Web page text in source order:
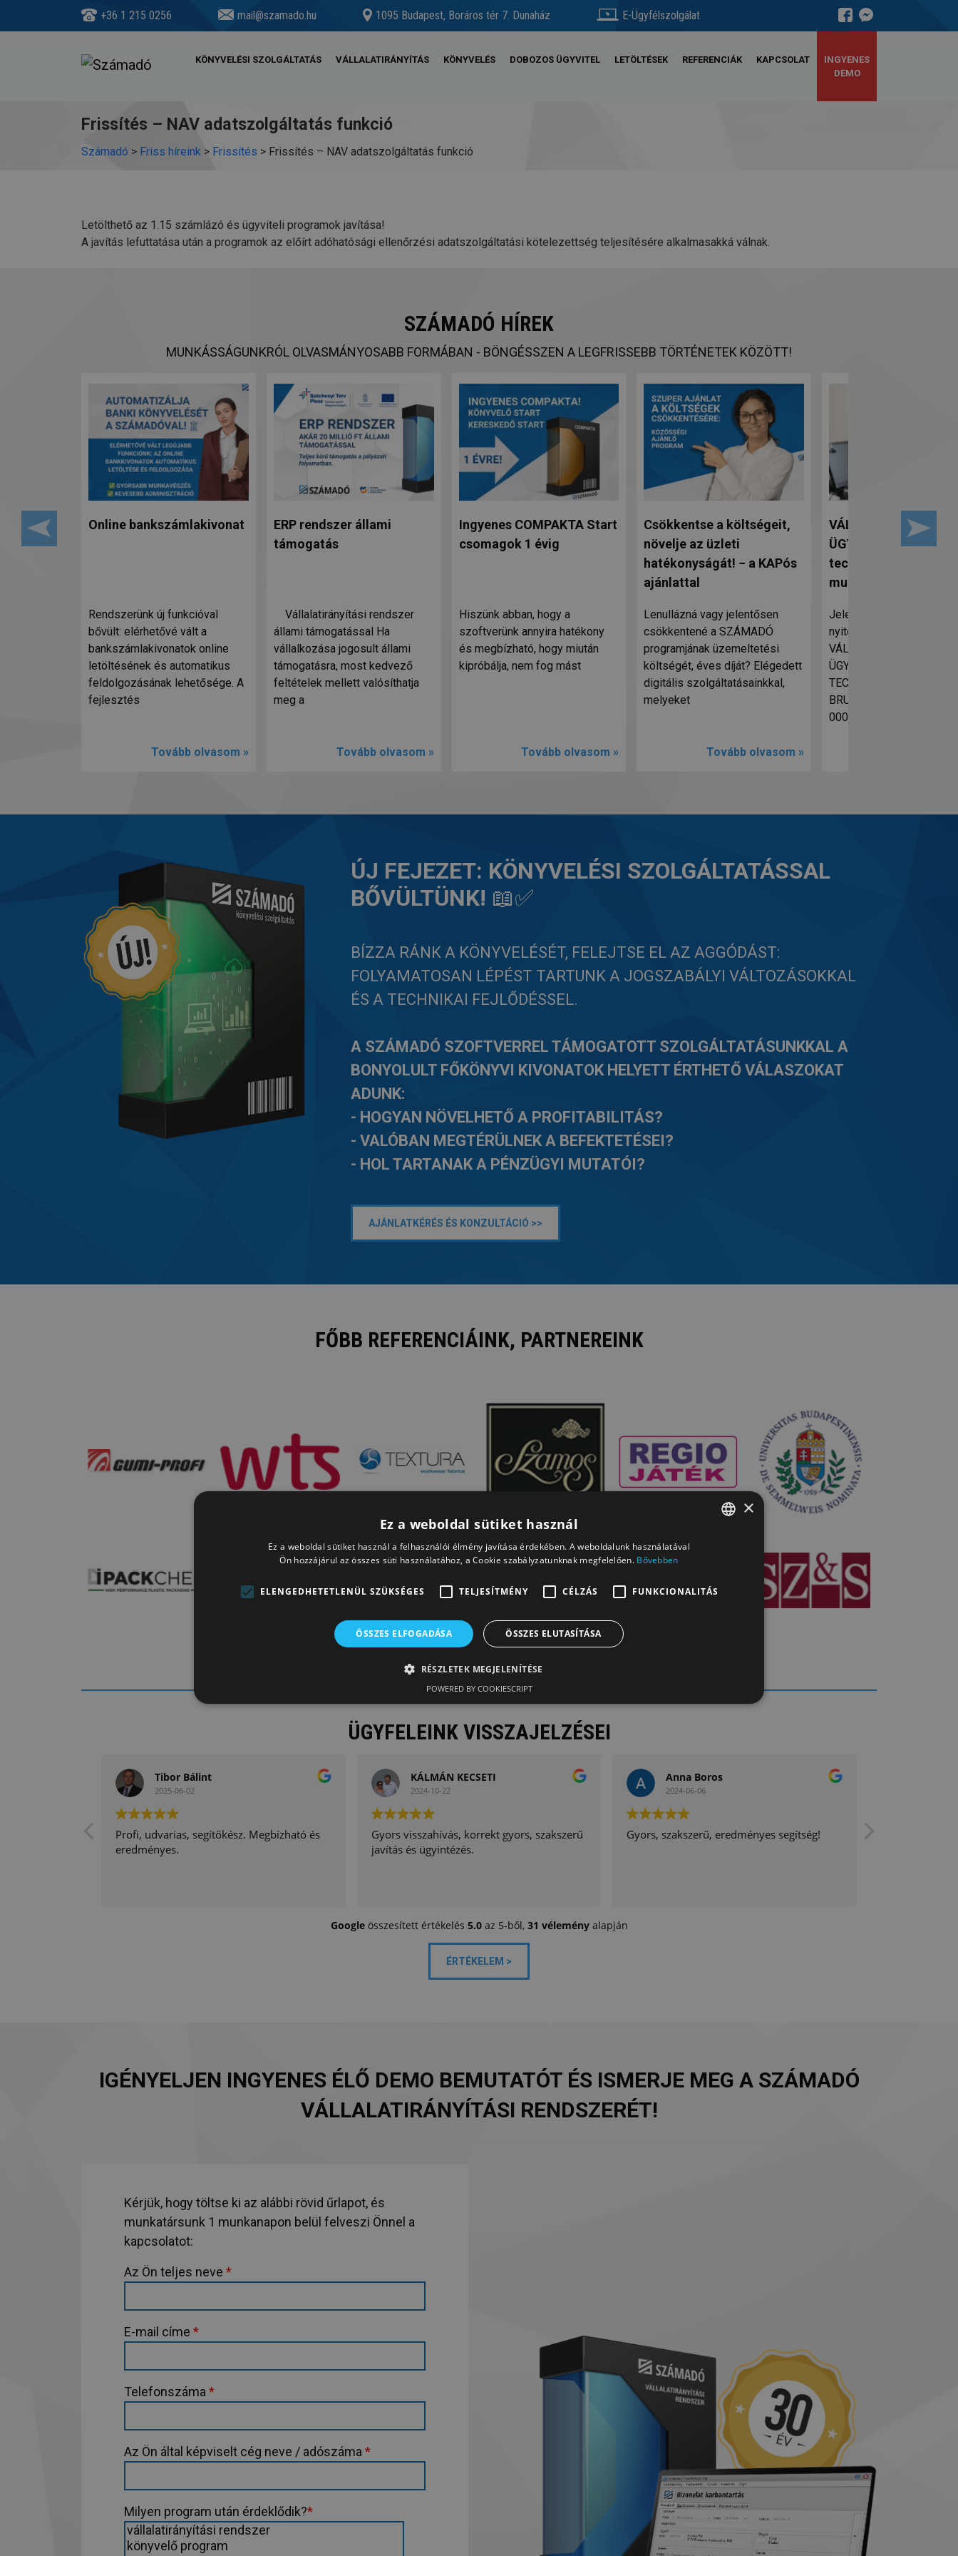
+36 1 215 0256 mail@szamado.hu 1095 Budapest, Boráros tér 7. Dunaház E-Ügyfélszolgálat
KÖNYVELÉSI SZOLGÁLTATÁS VÁLLALATIRÁNYÍTÁS KÖNYVELÉS DOBOZOS ÜGYVITEL LETÖLTÉSEK REFERENCIÁK KAPCSOLAT
INGYENES
DEMO
Frissítés – NAV adatszolgáltatás funkció
Számadó > Friss híreink > Frissítés > Frissítés – NAV adatszolgáltatás funkció
Letölthető az 1.15 számlázó és ügyviteli programok javítása!
A javítás lefuttatása után a programok az előírt adóhatósági ellenőrzési adatszolgáltatási kötelezettség teljesítésére alkalmasakká válnak.
SZÁMADÓ HÍREK
MUNKÁSSÁGUNKRÓL OLVASMÁNYOSABB FORMÁBAN - BÖNGÉSSZEN A LEGFRISSEBB TÖRTÉNETEK KÖZÖTT!
Online bankszámlakivonat
Rendszerünk új funkcióval
bővült: elérhetővé vált a
bankszámlakivonatok online
letöltésének és automatikus
feldolgozásának lehetősége. A
fejlesztés
Tovább olvasom »
ERP rendszer állami
támogatás
Vállalatirányítási rendszer
állami támogatással Ha
vállalkozása jogosult állami
támogatásra, most kedvező
feltételek mellett valósíthatja
meg a
Tovább olvasom »
Ingyenes COMPAKTA Start
csomagok 1 évig
Hiszünk abban, hogy a
szoftverünk annyira hatékony
és megbízható, hogy miután
kipróbálja, nem fog mást
Tovább olvasom »
Csökkentse a költségeit,
növelje az üzleti
hatékonyságát! − a KAPós
ajánlattal
Lenullázná vagy jelentősen
csökkentené a SZÁMADÓ
programjának üzemeltetési
költségét, éves díját? Elégedett
digitális szolgáltatásainkkal,
melyeket
Tovább olvasom »
ÜGYVITELI
technikai támogató
munkatársat
Jelentkezz hozzánk az
nyitott pozícióba:
VÁLLALATIRÁNYÍTÁSI-
ÜGYVITELI RENDSZER
TECHNIKAI TÁMOGATÓ!
BRUTTÓ BÉR: 600 000-
000 Ft/hó MUNKA
ÚJ FEJEZET: KÖNYVELÉSI SZOLGÁLTATÁSSAL
BŐVÜLTÜNK! 📖✅
BÍZZA RÁNK A KÖNYVELÉSÉT, FELEJTSE EL AZ AGGÓDÁST:
FOLYAMATOSAN LÉPÉST TARTUNK A JOGSZABÁLYI VÁLTOZÁSOKKAL
ÉS A TECHNIKAI FEJLŐDÉSSEL.
A SZÁMADÓ SZOFTVERREL TÁMOGATOTT SZOLGÁLTATÁSUNKKAL A
BONYOLULT FŐKÖNYVI KIVONATOK HELYETT ÉRTHETŐ VÁLASZOKAT
ADUNK:
- HOGYAN NÖVELHETŐ A PROFITABILITÁS?
- VALÓBAN MEGTÉRÜLNEK A BEFEKTETÉSEI?
- HOL TARTANAK A PÉNZÜGYI MUTATÓI?
AJÁNLATKÉRÉS ÉS KONZULTÁCIÓ >>
FŐBB REFERENCIÁINK, PARTNEREINK
ÜGYFELEINK VISSZAJELZÉSEI
Tibor Bálint
2025-06-02
Profi, udvarias, segítőkész. Megbízható és
eredményes.
KÁLMÁN KECSETI
2024-10-22
Gyors visszahívás, korrekt gyors, szakszerű
javítás és ügyintézés.
Anna Boros
2024-06-06
Gyors, szakszerű, eredményes segítség!
Googleösszesített értékelés 5.0az 5-ből, 31 véleményalapján
ÉRTÉKELEM >
IGÉNYELJEN INGYENES ÉLŐ DEMO BEMUTATÓT ÉS ISMERJE MEG A SZÁMADÓ
VÁLLALATIRÁNYÍTÁSI RENDSZERÉT!
Kérjük, hogy töltse ki az alábbi rövid űrlapot, és
munkatársunk 1 munkanapon belül felveszi Önnel a
kapcsolatot:
Az Ön teljes neve *
E-mail címe *
Telefonszáma *
Az Ön által képviselt cég neve / adószáma *
Milyen program után érdeklődik?*
×
Ez a weboldal sütiket használ
Ez a weboldal sütiket használ a felhasználói élmény javítása érdekében. A weboldalunk használatával
Ön hozzájárul az összes süti használatához, a Cookie szabályzatunknak megfelelően. Bővebben
ELENGEDHETETLENÜL SZÜKSÉGES TELJESÍTMÉNY CÉLZÁS FUNKCIONALITÁS
ÖSSZES ELFOGADÁSA ÖSSZES ELUTASÍTÁSA
RÉSZLETEK MEGJELENÍTÉSE
POWERED BY COOKIESCRIPT